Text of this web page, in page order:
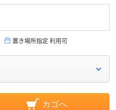
置き場所指定 利用可
カゴへ